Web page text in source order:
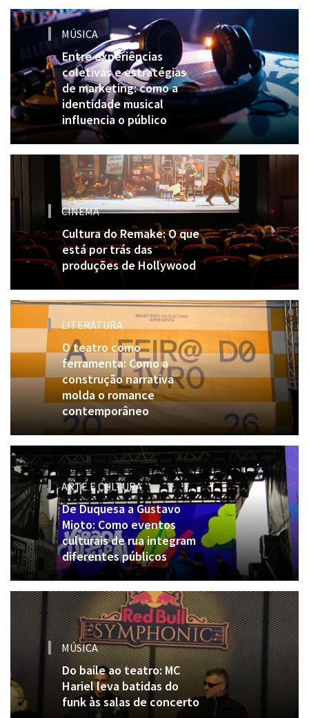
MÚSICA
Entre experiências
coletivas e estratégias
de marketing: como a
identidade musical
influencia o público
CINEMA
Cultura do Remake: O que
está por trás das
produções de Hollywood
LITERATURA
O teatro como
ferramenta: Como a
construção narrativa
molda o romance
contemporâneo
ARTE E CULTURA
De Duquesa a Gustavo
Mioto: Como eventos
culturais de rua integram
diferentes públicos
MÚSICA
Do baile ao teatro: MC
Hariel leva batidas do
funk às salas de concerto